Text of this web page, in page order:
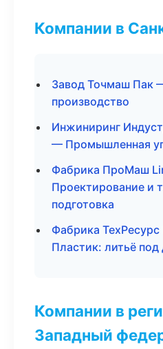
Компании в
Завод Точмаш Пак
производство
Инжиниринг
— Промышленная
Фабрика ПроМаш
Проектирование и
подготовка
Фабрика
Пластик: литьё под
Компании в
Западный